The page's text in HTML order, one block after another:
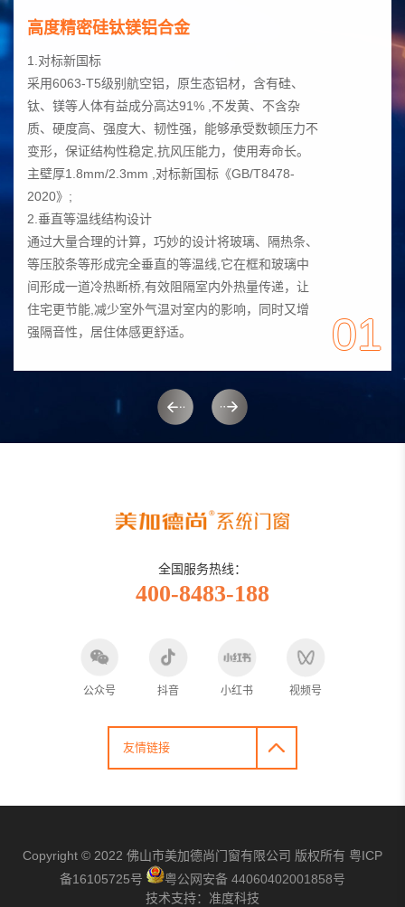
高度精密硅钛镁铝合金
1.对标新国标
采用6063-T5级别航空铝，原生态铝材，含有硅、
钛、镁等人体有益成分高达91% ,不发黄、不含杂
质、硬度高、强度大、韧性强，能够承受数顿压力不
变形，保证结构性稳定,抗风压能力，使用寿命长。
主壁厚1.8mm/2.3mm ,对标新国标《GB/T8478-
2020》;
2.垂直等温线结构设计
通过大量合理的计算，巧妙的设计将玻璃、隔热条、
等压胶条等形成完全垂直的等温线,它在框和玻璃中
间形成一道冷热断桥,有效阻隔室内外热量传递，让
住宅更节能,减少室外气温对室内的影响，同时又增
强隔音性，居住体感更舒适。
01
全国服务热线：
400-8483-188
公众号 抖音 小红书 视频号
友情链接
Copyright © 2022 佛山市美加德尚门窗有限公司 版权所有 粤ICP
备16105725号
粤公网安备 44060402001858号
技术支持： 准度科技